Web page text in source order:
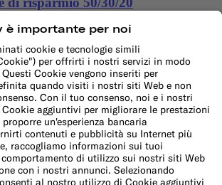
di interessi
dell'inflazione
spese di trasferimento
di budget per le festività